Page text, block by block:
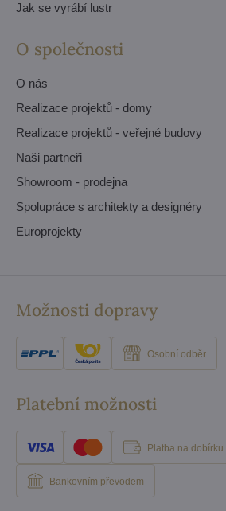
Jak se vyrábí lustr
O společnosti
O nás
Realizace projektů - domy
Realizace projektů - veřejné budovy
Naši partneři
Showroom - prodejna
Spolupráce s architekty a designéry
Europrojekty
Možnosti dopravy
Osobní odběr
Platební možnosti
Platba na dobírku
Bankovním převodem